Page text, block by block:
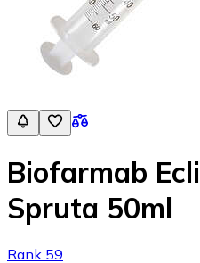
Biofarmab
Spruta 50ml
Rank 59